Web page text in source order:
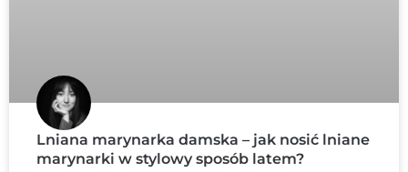
Lniana marynarka damska – jak nosić lniane
marynarki w stylowy sposób latem?